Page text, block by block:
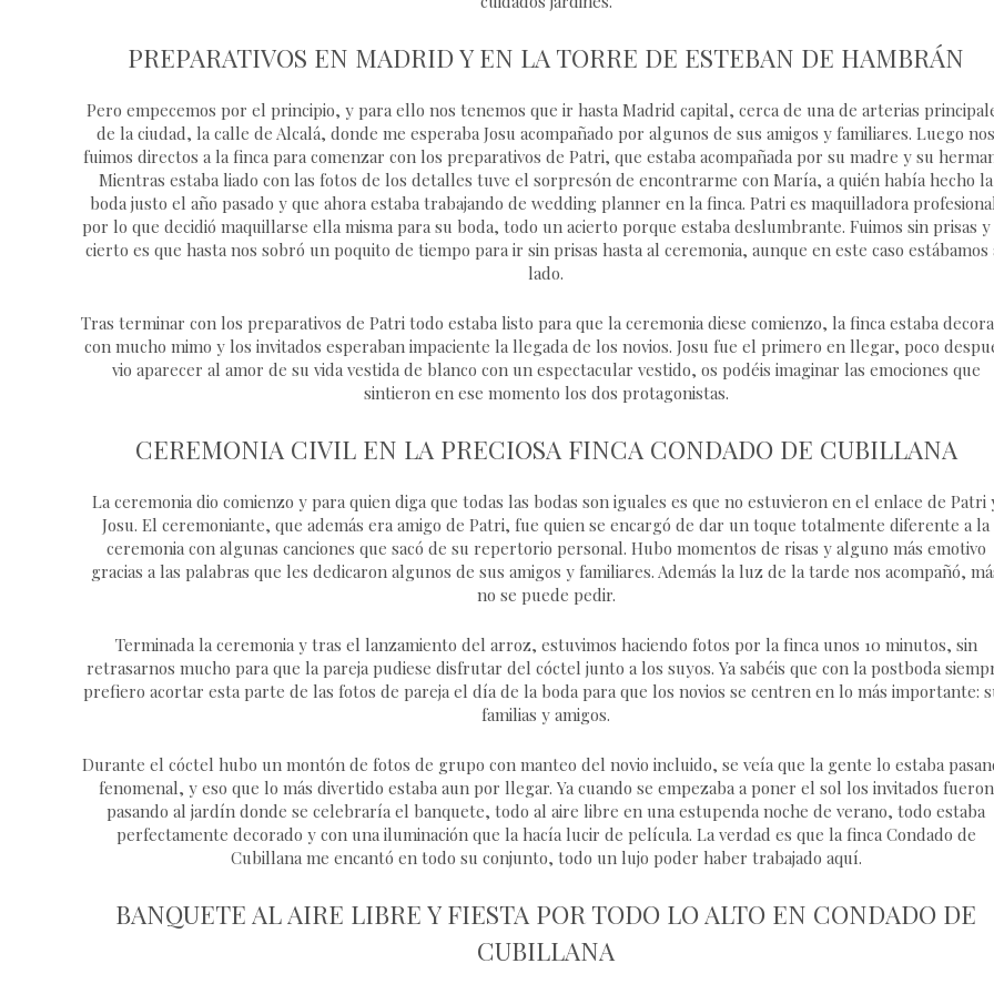
PREPARATIVOS EN MADRID Y EN LA TORRE DE ESTEBAN DE HAMBRÁN
Pero empecemos por el principio, y para ello nos tenemos que ir hasta Madrid capital, cerca de una de arterias
de la ciudad, la calle de Alcalá, donde me esperaba Josu acompañado por algunos de sus amigos y familiares. Luego nos
fuimos directos a la finca para comenzar con los preparativos de Patri, que estaba acompañada por su madre y su
Mientras estaba liado con las fotos de los detalles tuve el sorpresón de encontrarme con María, a quién había hecho la
boda justo el año pasado y que ahora estaba trabajando de wedding planner en la finca. Patri es maquilladora
por lo que decidió maquillarse ella misma para su boda, todo un acierto porque estaba deslumbrante. Fuimos sin prisas
cierto es que hasta nos sobró un poquito de tiempo para ir sin prisas hasta al ceremonia, aunque en este caso estábamos
lado.
Tras terminar con los preparativos de Patri todo estaba listo para que la ceremonia diese comienzo, la finca estaba
con mucho mimo y los invitados esperaban impaciente la llegada de los novios. Josu fue el primero en llegar, poco
vio aparecer al amor de su vida vestida de blanco con un espectacular vestido, os podéis imaginar las emociones que
sintieron en ese momento los dos protagonistas.
CEREMONIA CIVIL EN LA PRECIOSA FINCA CONDADO DE CUBILLANA
La ceremonia dio comienzo y para quien diga que todas las bodas son iguales es que no estuvieron en el enlace de Patri
Josu. El ceremoniante, que además era amigo de Patri, fue quien se encargó de dar un toque totalmente diferente a la
ceremonia con algunas canciones que sacó de su repertorio personal. Hubo momentos de risas y alguno más emotivo
gracias a las palabras que les dedicaron algunos de sus amigos y familiares. Además la luz de la tarde nos acompañó,
no se puede pedir.
Terminada la ceremonia y tras el lanzamiento del arroz, estuvimos haciendo fotos por la finca unos 10 minutos, sin
retrasarnos mucho para que la pareja pudiese disfrutar del cóctel junto a los suyos. Ya sabéis que con la postboda
prefiero acortar esta parte de las fotos de pareja el día de la boda para que los novios se centren en lo más importante:
familias y amigos.
Durante el cóctel hubo un montón de fotos de grupo con manteo del novio incluido, se veía que la gente lo estaba
fenomenal, y eso que lo más divertido estaba aun por llegar. Ya cuando se empezaba a poner el sol los invitados fueron
pasando al jardín donde se celebraría el banquete, todo al aire libre en una estupenda noche de verano, todo estaba
perfectamente decorado y con una iluminación que la hacía lucir de película. La verdad es que la finca Condado de
Cubillana me encantó en todo su conjunto, todo un lujo poder haber trabajado aquí.
BANQUETE AL AIRE LIBRE Y FIESTA POR TODO LO ALTO EN CONDADO DE
CUBILLANA